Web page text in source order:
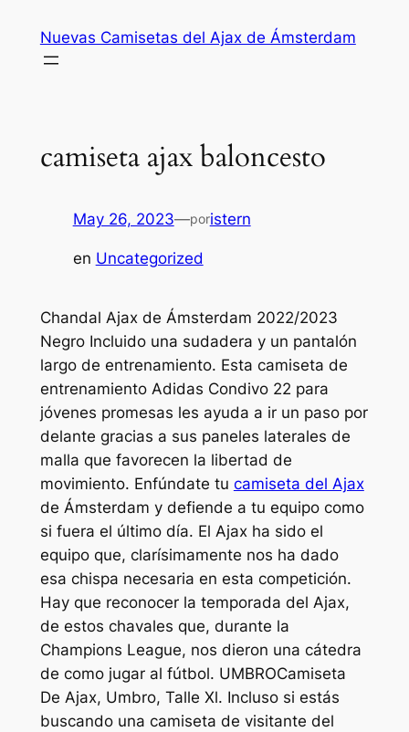
contenido
Nuevas Camisetas del Ajax de Ámsterdam
camiseta ajax baloncesto
May 26, 2023—poristern
en Uncategorized
Chandal Ajax de Ámsterdam 2022/2023
Negro Incluido una sudadera y un pantalón
largo de entrenamiento. Esta camiseta de
entrenamiento Adidas Condivo 22 para
jóvenes promesas les ayuda a ir un paso por
delante gracias a sus paneles laterales de
malla que favorecen la libertad de
movimiento. Enfúndate tu camiseta del Ajax
de Ámsterdam y defiende a tu equipo como
si fuera el último día. El Ajax ha sido el
equipo que, clarísimamente nos ha dado
esa chispa necesaria en esta competición.
Hay que reconocer la temporada del Ajax,
de estos chavales que, durante la
Champions League, nos dieron una cátedra
de como jugar al fútbol. UMBROCamiseta
De Ajax, Umbro, Talle Xl. Incluso si estás
buscando una camiseta de visitante del